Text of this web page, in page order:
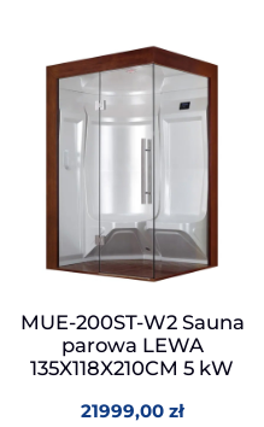
MUE-200ST-W2 Sauna
parowa LEWA
135X118X210CM 5 kW
21999,00 zł